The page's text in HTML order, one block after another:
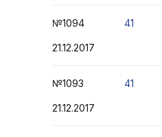
№1094
21.12.2017
41
№1093
21.12.2017
41